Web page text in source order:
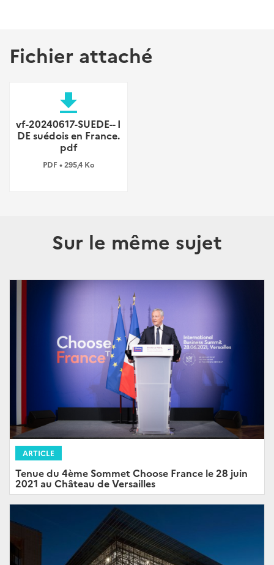
Fichier attaché
file_download
vf-20240617-SUEDE-- I
DE suédois en France.
pdf
PDF • 295,4 Ko
Sur le même sujet
ARTICLE
Tenue du 4ème Sommet Choose France le 28 juin
2021 au Château de Versailles